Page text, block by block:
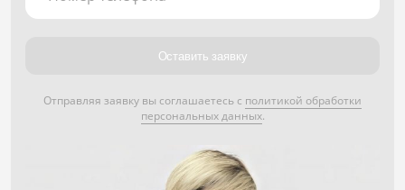
Оставить заявку
Отправляя заявку вы соглашаетесь с политикой обработки
персональных данных.